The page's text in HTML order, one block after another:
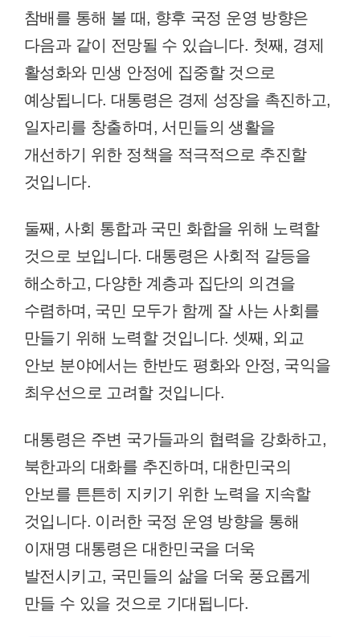
참배를 통해 볼 때, 향후 국정 운영 방향은
다음과 같이 전망될 수 있습니다. 첫째, 경제
활성화와 민생 안정에 집중할 것으로
예상됩니다. 대통령은 경제 성장을 촉진하고,
일자리를 창출하며, 서민들의 생활을
개선하기 위한 정책을 적극적으로 추진할
것입니다.
둘째, 사회 통합과 국민 화합을 위해 노력할
것으로 보입니다. 대통령은 사회적 갈등을
해소하고, 다양한 계층과 집단의 의견을
수렴하며, 국민 모두가 함께 잘 사는 사회를
만들기 위해 노력할 것입니다. 셋째, 외교
안보 분야에서는 한반도 평화와 안정, 국익을
최우선으로 고려할 것입니다.
대통령은 주변 국가들과의 협력을 강화하고,
북한과의 대화를 추진하며, 대한민국의
안보를 튼튼히 지키기 위한 노력을 지속할
것입니다. 이러한 국정 운영 방향을 통해
이재명 대통령은 대한민국을 더욱
발전시키고, 국민들의 삶을 더욱 풍요롭게
만들 수 있을 것으로 기대됩니다.